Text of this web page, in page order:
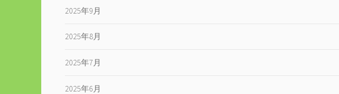
2025年9月
2025年8月
2025年7月
2025年6月